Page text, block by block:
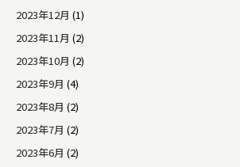
2023年12月 (1)
2023年11月 (2)
2023年10月 (2)
2023年9月 (4)
2023年8月 (2)
2023年7月 (2)
2023年6月 (2)